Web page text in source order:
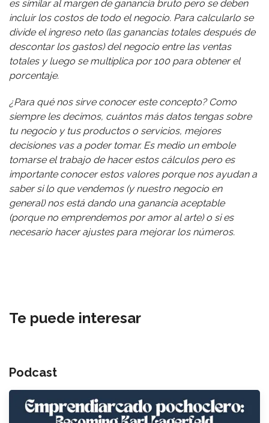
es similar al margen de ganancia bruto pero se deben
incluir los costos de todo el negocio. Para calcularlo se
divide el ingreso neto (las ganancias totales después de
descontar los gastos) del negocio entre las ventas
totales y luego se multiplica por 100 para obtener el
porcentaje.
¿Para qué nos sirve conocer este concepto? Como
siempre les decimos, cuántos más datos tengas sobre
tu negocio y tus productos o servicios, mejores
decisiones vas a poder tomar. Es medio un embole
tomarse el trabajo de hacer estos cálculos pero es
importante conocer estos valores porque nos ayudan a
saber si lo que vendemos (y nuestro negocio en
general) nos está dando una ganancia aceptable
(porque no emprendemos por amor al arte) o si es
necesario hacer ajustes para mejorar los números.
Te puede interesar
Podcast